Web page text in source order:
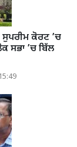
ਕੋਰਟ ’ਚ
ਸਭਾ ’ਚ ਬਿੱਲ